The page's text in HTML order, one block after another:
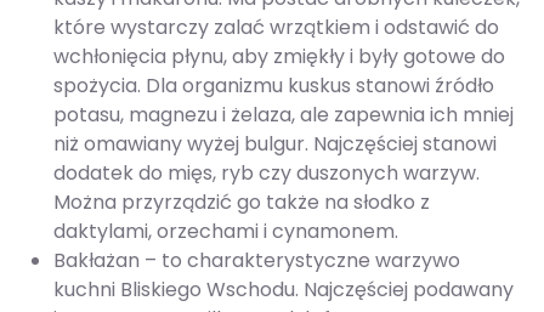
które wystarczy zalać wrzątkiem i odstawić do
wchłonięcia płynu, aby zmiękły i były gotowe do
spożycia. Dla organizmu kuskus stanowi źródło
potasu, magnezu i żelaza, ale zapewnia ich mniej
niż omawiany wyżej bulgur. Najczęściej stanowi
dodatek do mięs, ryb czy duszonych warzyw.
Można przyrządzić go także na słodko z
daktylami, orzechami i cynamonem.
Bakłażan – to charakterystyczne warzywo
kuchni Bliskiego Wschodu. Najczęściej podawany